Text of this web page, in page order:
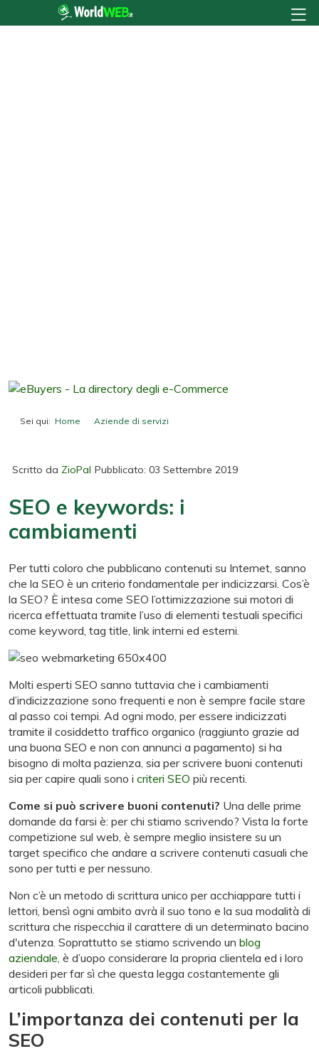
Sei qui: Home
Aziende di servizi
Scritto da ZioPal Pubblicato: 03 Settembre 2019
SEO e keywords: i
cambiamenti
Per tutti coloro che pubblicano contenuti su Internet, sanno
che la SEO è un criterio fondamentale per indicizzarsi. Cos’è
la SEO? È intesa come SEO l’ottimizzazione sui motori di
ricerca effettuata tramite l’uso di elementi testuali specifici
come keyword, tag title, link interni ed esterni.
Molti esperti SEO sanno tuttavia che i cambiamenti
d’indicizzazione sono frequenti e non è sempre facile stare
al passo coi tempi. Ad ogni modo, per essere indicizzati
tramite il cosiddetto traffico organico (raggiunto grazie ad
una buona SEO e non con annunci a pagamento) si ha
bisogno di molta pazienza, sia per scrivere buoni contenuti
sia per capire quali sono i criteri SEO più recenti.
Come si può scrivere buoni contenuti? Una delle prime
domande da farsi è: per chi stiamo scrivendo? Vista la forte
competizione sul web, è sempre meglio insistere su un
target specifico che andare a scrivere contenuti casuali che
sono per tutti e per nessuno.
Non c’è un metodo di scrittura unico per acchiappare tutti i
lettori, bensì ogni ambito avrà il suo tono e la sua modalità di
scrittura che rispecchia il carattere di un determinato bacino
d'utenza. Soprattutto se stiamo scrivendo un blog
aziendale , è d’uopo considerare la propria clientela ed i loro
desideri per far sì che questa legga costantemente gli
articoli pubblicati.
L’importanza dei contenuti per la
SEO